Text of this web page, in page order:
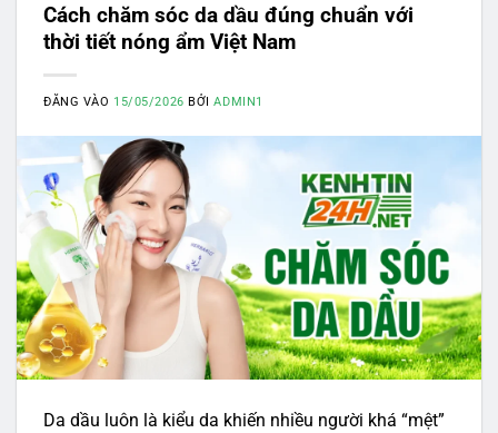
Cách chăm sóc da dầu đúng chuẩn với
thời tiết nóng ẩm Việt Nam
ĐĂNG VÀO 15/05/2026 BỞIADMIN1
Da dầu luôn là kiểu da khiến nhiều người khá “mệt”